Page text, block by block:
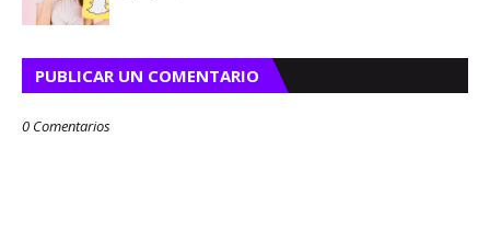
PUBLICAR UN COMENTARIO
0 Comentarios